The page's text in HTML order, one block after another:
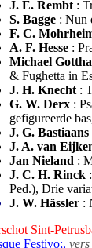
J. E. Rembt :
S. Bagge : Nun
F. C.
A. F. Hesse :
Michael
& Fughetta in
J. H. Knecht :
G. W. Derx :
gefigureerde
J. G. Bastiaans
J. A. van
Jan Nieland :
J. C. H. Rinck
Ped.), Drie
J. W. Hässler :
Sint-
Festivo;,